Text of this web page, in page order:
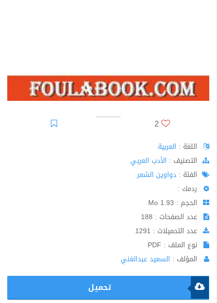
2
اللغة : العربية
اﻟﺘﺼﻨﻴﻒ : الأدب العربي
الفئة : دواوين الشعر
ردمك :
الحجم : 1.93 Mo
عدد الصفحات : 188
عدد التحميلات : 1291
نوع الملف : PDF
المؤلف : السعيد عبدالغني
تحميل